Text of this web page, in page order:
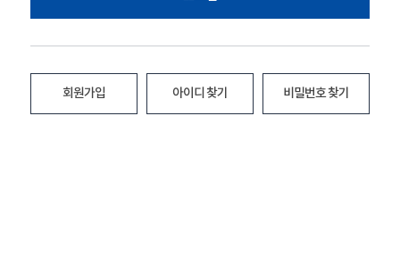
회원가입 아이디 찾기 비밀번호 찾기